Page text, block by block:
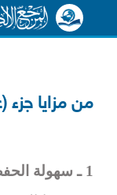
من مزايا جزء
1 ـ سهولة الحفظ والتلاوة: